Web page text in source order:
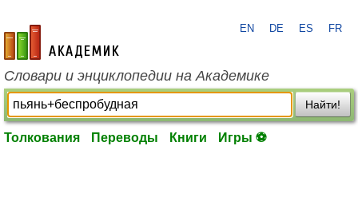
academic.ru
EN DE ES FR
Словари и энциклопедии на Академике
Найти!
Толкования Переводы Книги Игры ⚽